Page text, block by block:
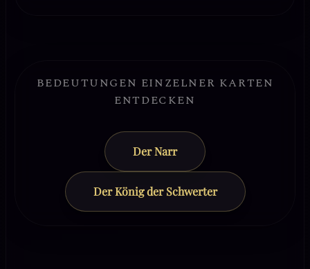
BEDEUTUNGEN EINZELNER KARTEN
ENTDECKEN
Der Narr
Der König der Schwerter